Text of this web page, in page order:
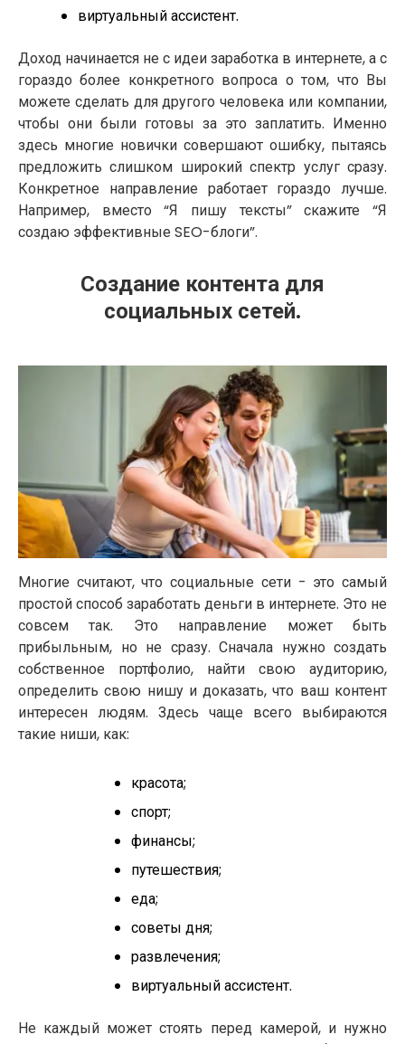
виртуальный ассистент.
Доход начинается не с идеи заработка в интернете, а с
гораздо более конкретного вопроса о том, что Вы
можете сделать для другого человека или компании,
чтобы они были готовы за это заплатить. Именно
здесь многие новички совершают ошибку, пытаясь
предложить слишком широкий спектр услуг сразу.
Конкретное направление работает гораздо лучше.
Например, вместо “Я пишу тексты” скажите “Я
создаю эффективные SEO-блоги”.
Создание контента для
социальных сетей.
Многие считают, что социальные сети - это самый
простой способ заработать деньги в интернете. Это не
совсем так. Это направление может быть
прибыльным, но не сразу. Сначала нужно создать
собственное портфолио, найти свою аудиторию,
определить свою нишу и доказать, что ваш контент
интересен людям. Здесь чаще всего выбираются
такие ниши, как:
красота;
спорт;
финансы;
путешествия;
еда;
советы дня;
развлечения;
виртуальный ассистент.
Не каждый может стоять перед камерой, и нужно